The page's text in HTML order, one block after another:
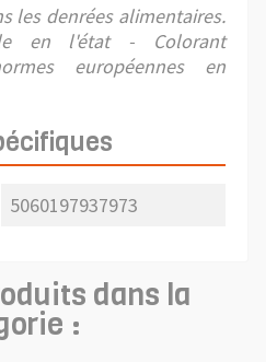
les denrées alimentaires.
en l'état - Colorant
européennes en
5060197937973
dans la
: